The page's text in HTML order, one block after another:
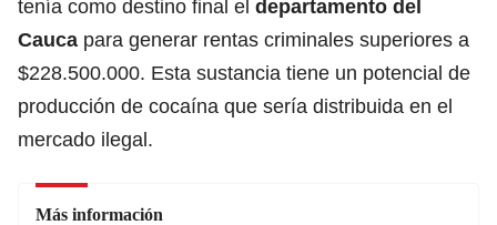
tenía como destino final el departamento del
Cauca para generar rentas criminales superiores a
$228.500.000. Esta sustancia tiene un potencial de
producción de cocaína que sería distribuida en el
mercado ilegal.
Más información